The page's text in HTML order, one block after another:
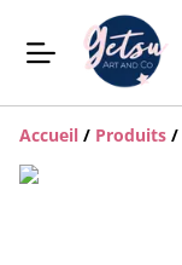
Accueil / Produits /